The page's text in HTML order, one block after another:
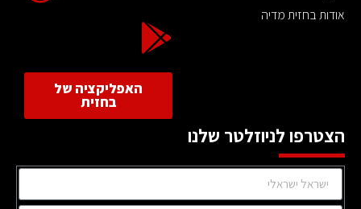
אודות בחזית מדיה
האפליקציה של
בחזית
הצטרפו לניוזלטר שלנו